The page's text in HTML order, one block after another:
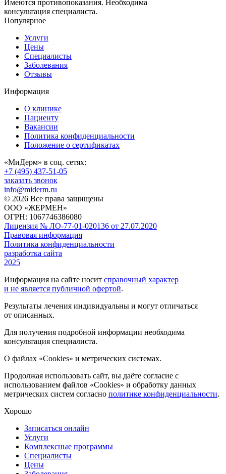
Имеются противопоказания. Необходима
консультация специалиста.
Популярное
Услуги
Цены
Специалисты
Заболевания
Отзывы
Информация
О клинике
Пациенту
Вакансии
Политика конфиденциальности
Положение о сертификатах
«МиДерм» в соц. сетях:
+7 (495) 437-51-05
заказать звонок
info@miderm.ru
© 2026 Все права защищены
ООО «ЖЕРМЕН»
ОГРН: 1067746386080
Лицензия № ЛО-77-01-020136 от 27.07.2020
Правовая информация
Политика конфиденциальности
разработка сайта
2025
Информация на сайте носит справочный характер
и не является публичной офертой.
Результаты лечения индивидуальны и могут отличаться
от описанных.
Для получения подробной информации необходима
консультация специалиста.
О файлах «Cookies» и метрических системах.
Продолжая использовать сайт, вы даёте согласие с
использованием файлов «Cookies» и обработку данных
метрических систем согласно политике конфиденциальности.
Хорошо
Записаться онлайн
Услуги
Комплексные программы
Специалисты
Цены